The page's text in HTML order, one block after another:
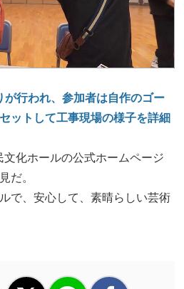
が行われ、参加者は自作のゴー
ットして工事現場の様子を詳細
化ホールの公式ホームページ
だ。
で、安心して、素晴らしい芸術